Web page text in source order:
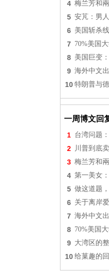
4 梅兰芳和
5 安芃：男
6 美国斩杀
7 70%美国
8 美国巨变
9 海外中文
10 特朗普与
一周博文回
1 台湾问题
2 川普到底
3 梅兰芳和
4 第一美女
5 做这道题
6 关于离岸
7 海外中文
8 70%美国
9 大湾区的
10 给菓趣的